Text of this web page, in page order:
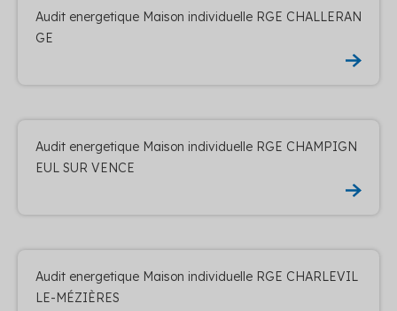
Audit energetique Maison individuelle RGE CHALLERAN
GE
Audit energetique Maison individuelle RGE CHAMPIGN
EUL SUR VENCE
Audit energetique Maison individuelle RGE CHARLEVIL
LE-MÉZIÈRES